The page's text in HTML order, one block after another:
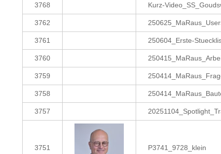
3768 Kurz-
3762
3761 250604_Erste-
3760
3759
3758
3757
3751 P3741_9728_klein